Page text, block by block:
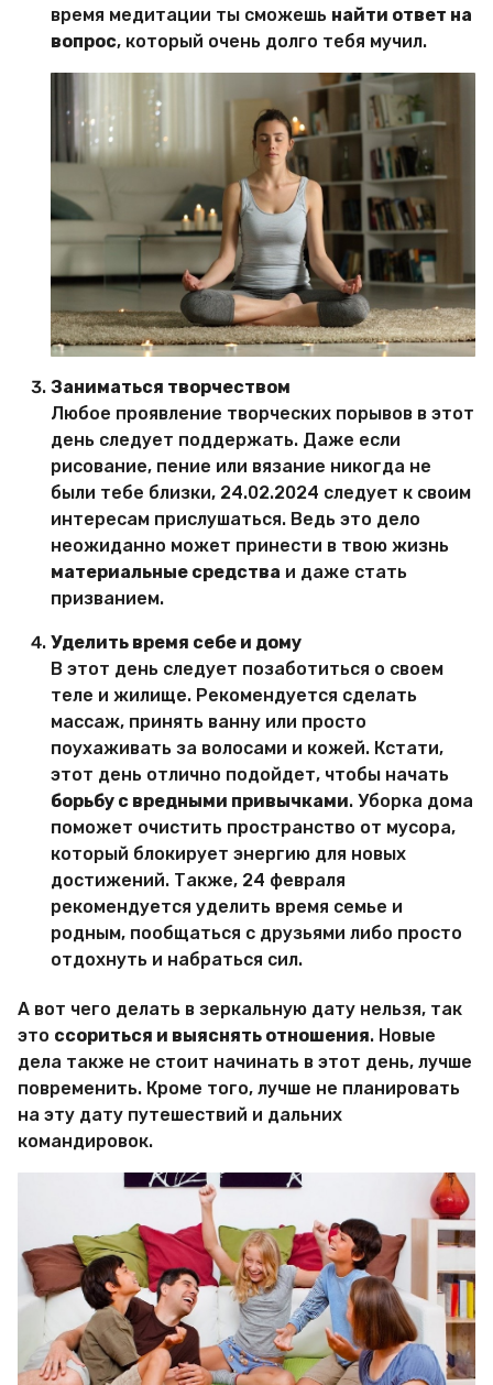
время медитации ты сможешь найти ответ на
вопрос, который очень долго тебя мучил.
Заниматься творчеством
Любое проявление творческих порывов в этот
день следует поддержать. Даже если
рисование, пение или вязание никогда не
были тебе близки, 24.02.2024 следует к своим
интересам прислушаться. Ведь это дело
неожиданно может принести в твою жизнь
материальные средства и даже стать
призванием.
Уделить время себе и дому
В этот день следует позаботиться о своем
теле и жилище. Рекомендуется сделать
массаж, принять ванну или просто
поухаживать за волосами и кожей. Кстати,
этот день отлично подойдет, чтобы начать
борьбу с вредными привычками. Уборка дома
поможет очистить пространство от мусора,
который блокирует энергию для новых
достижений. Также, 24 февраля
рекомендуется уделить время семье и
родным, пообщаться с друзьями либо просто
отдохнуть и набраться сил.
А вот чего делать в зеркальную дату нельзя, так
это ссориться и выяснять отношения. Новые
дела также не стоит начинать в этот день, лучше
повременить. Кроме того, лучше не планировать
на эту дату путешествий и дальних
командировок.